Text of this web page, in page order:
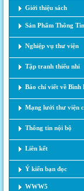
Giới thiệu sách
Sản Phẩm Thông Tin
Nghiệp vụ thư viện
Tập tranh thiếu nhi
Báo chí viết về Bình
Mạng lưới thư viện
Thông tin nội bộ
Liên kết
Ý kiến bạn đọc
WWW5